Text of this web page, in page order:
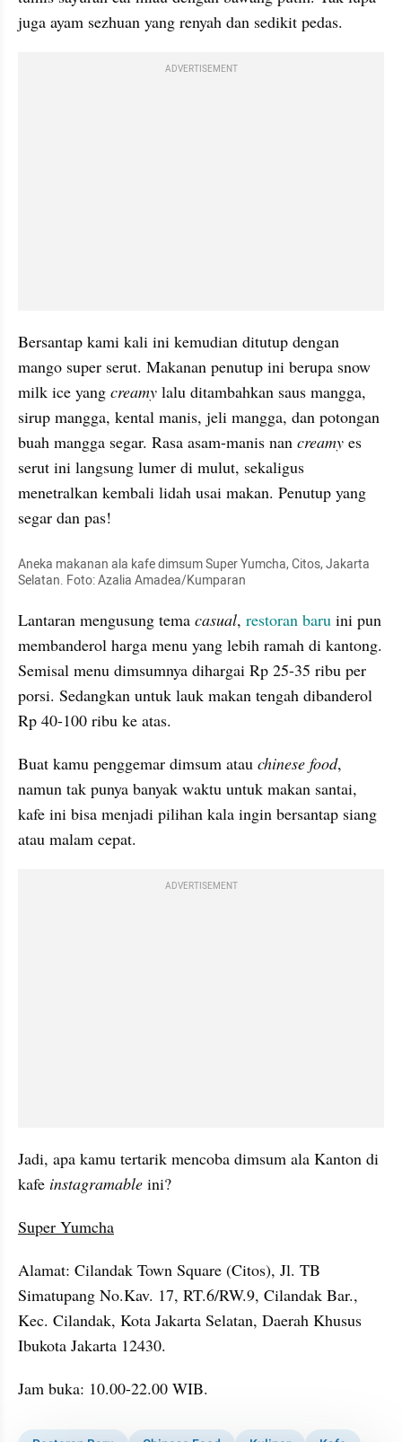
juga ayam sezhuan yang renyah dan sedikit pedas.
ADVERTISEMENT
Bersantap kami kali ini kemudian ditutup dengan
mango super serut. Makanan penutup ini berupa snow
milk ice yang creamy lalu ditambahkan saus mangga,
sirup mangga, kental manis, jeli mangga, dan potongan
buah mangga segar. Rasa asam-manis nan creamy es
serut ini langsung lumer di mulut, sekaligus
menetralkan kembali lidah usai makan. Penutup yang
segar dan pas!
Aneka makanan ala kafe dimsum Super Yumcha, Citos, Jakarta
Selatan. Foto: Azalia Amadea/Kumparan
Lantaran mengusung tema casual, restoran baru ini pun
membanderol harga menu yang lebih ramah di kantong.
Semisal menu dimsumnya dihargai Rp 25-35 ribu per
porsi. Sedangkan untuk lauk makan tengah dibanderol
Rp 40-100 ribu ke atas.
Buat kamu penggemar dimsum atau chinese food,
namun tak punya banyak waktu untuk makan santai,
kafe ini bisa menjadi pilihan kala ingin bersantap siang
atau malam cepat.
ADVERTISEMENT
Jadi, apa kamu tertarik mencoba dimsum ala Kanton di
kafe instagramable ini?
Super Yumcha
Alamat: Cilandak Town Square (Citos), Jl. TB
Simatupang No.Kav. 17, RT.6/RW.9, Cilandak Bar.,
Kec. Cilandak, Kota Jakarta Selatan, Daerah Khusus
Ibukota Jakarta 12430.
Jam buka: 10.00-22.00 WIB.